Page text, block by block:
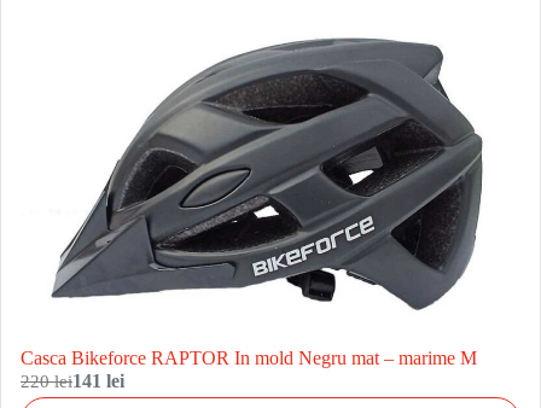
Casca Bikeforce RAPTOR In mold Negru mat – marime M
220 lei141 lei